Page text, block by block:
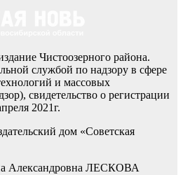
Чистоозерного района.
службой по надзору в сфере
и массовых
свидетельство о регистрации
2021г.
дом «Советская
Александровна ЛЕСКОВА